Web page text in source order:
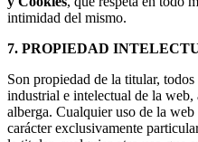
intimidad del mismo.
7. PROPIEDAD
Son propiedad de la titular,
industrial e intelectual de la
alberga. Cualquier uso de la
carácter exclusivamente